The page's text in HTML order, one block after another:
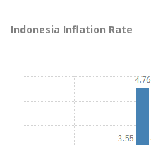
Indonesia Inflation Rate